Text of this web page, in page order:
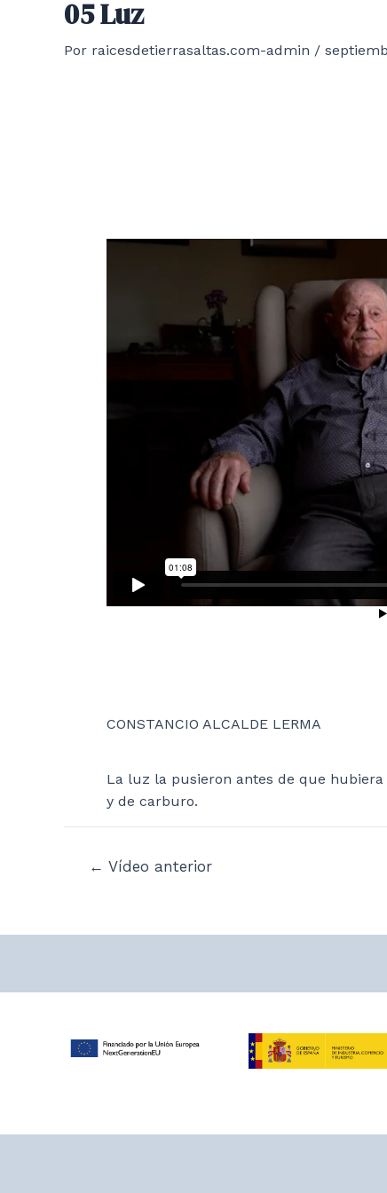
05 Luz
Por raicesdetierrasaltas.com-admin /
CONSTANCIO ALCALDE LERMA
La luz la pusieron antes de que
y de carburo.
Navegación
← Vídeo anterior